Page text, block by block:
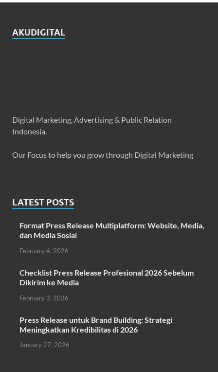
AKUDIGITAL
Digital Marketing, Advertising & Public Relation
Indonesia.
Our Focus to help you grow through Digital Marketing
LATEST POSTS
Format Press Release Multiplatform: Website, Media,
dan Media Sosial
February 4, 2026
Checklist Press Release Profesional 2026 Sebelum
Dikirim ke Media
February 3, 2026
Press Release untuk Brand Building: Strategi
Meningkatkan Kredibilitas di 2026
January 27, 2026